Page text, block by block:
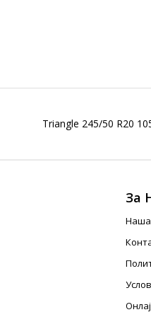
Triangle 245/50 R20
За